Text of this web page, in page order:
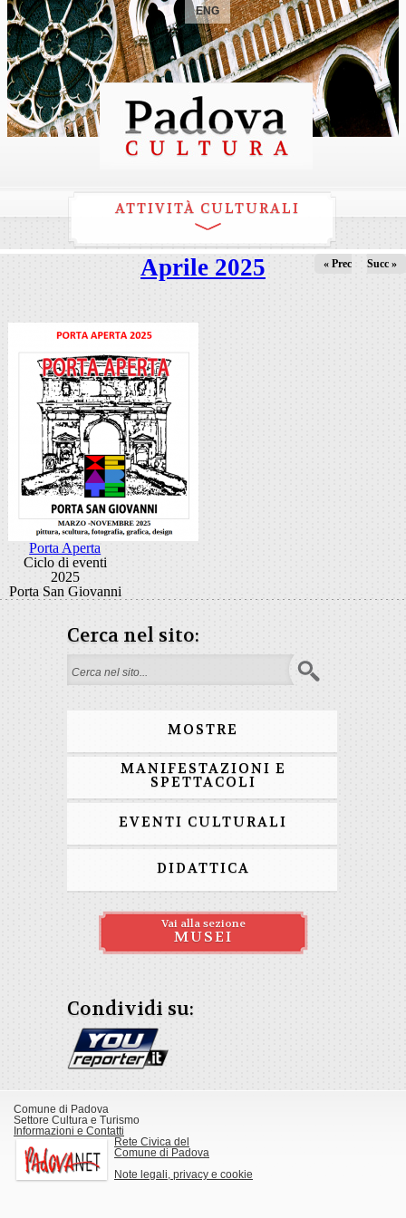
ENG
ATTIVITÀ CULTURALI
Aprile 2025 « Prec Succ »
Porta Aperta
Ciclo di eventi
2025
Porta San Giovanni
Cerca nel sito:
Form di ricerca
MOSTRE
MANIFESTAZIONI E
SPETTACOLI
EVENTI CULTURALI
DIDATTICA
Vai alla sezione
MUSEI
Condividi su:
Comune di Padova
Settore Cultura e Turismo
Informazioni e Contatti
Rete Civica del
Comune di Padova
Note legali, privacy e cookie